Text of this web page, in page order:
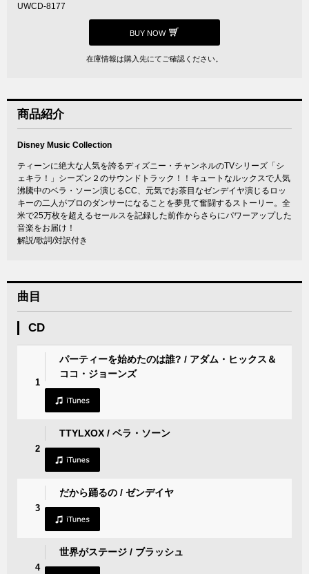
UWCD-8177
BUY NOW
在庫情報は購入先にてご確認ください。
商品紹介
Disney Music Collection
ティーンに絶大な人気を誇るディズニー・チャンネルのTVシリーズ「シ
ェキラ！」シーズン２のサウンドトラック！！キュートなルックスで人気
沸騰中のベラ・ソーン演じるCC、元気でお茶目なゼンデイヤ演じるロッ
キーの二人がプロのダンサーになることを夢見て奮闘するストーリー。全
米で25万枚を超えるセールスを記録した前作からさらにパワーアップした
音楽をお届け！
解説/歌詞/対訳付き
曲目
CD
1
パーティーを始めたのは誰? / アダム・ヒックス＆
ココ・ジョーンズ
2
TTYLXOX / ベラ・ソーン
3
だから踊るの / ゼンデイヤ
4
世界がステージ / ブラッシュ